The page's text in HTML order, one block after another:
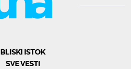
BLISKI ISTOK
SVE VESTI